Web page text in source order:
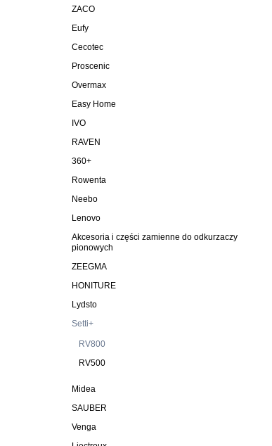
ZACO
Eufy
Cecotec
Proscenic
Overmax
Easy Home
IVO
RAVEN
360+
Rowenta
Neebo
Lenovo
Akcesoria i części zamienne do odkurzaczy
pionowych
ZEEGMA
HONITURE
Lydsto
Setti+
RV800
RV500
Midea
SAUBER
Venga